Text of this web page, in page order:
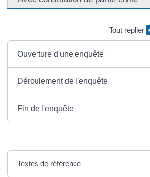
Tout replier
Ouverture d'une enquête
Déroulement de l'enquête
Fin de l'enquête
Textes de référence